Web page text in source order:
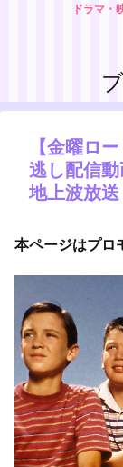
ドラマ・
【金曜ロ
逃し配信動
地上波放送
本ページはプロ